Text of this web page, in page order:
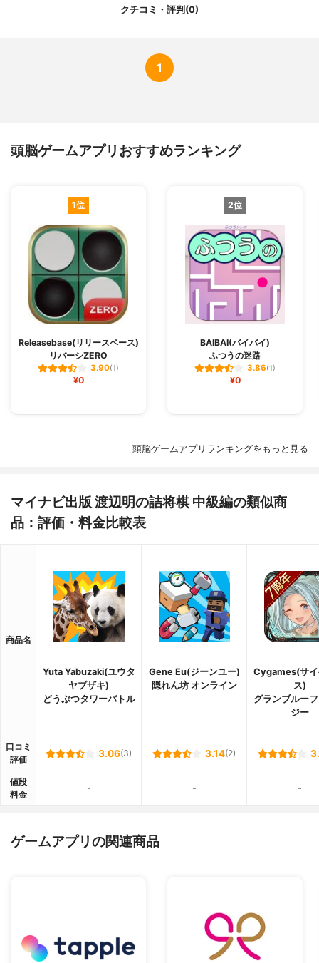
クチコミ・評判(0)
1
頭脳ゲームアプリおすすめランキング
1位
Releasebase(リリースベース)
リバーシZERO
3.90(1)
¥0
2位
BAIBAI(バイバイ)
ふつうの迷路
3.86(1)
¥0
頭脳ゲームアプリランキングをもっと見る
マイナビ出版 渡辺明の詰将棋 中級編の類似商
品：評価・料金比較表
商品名
Yuta Yabuzaki(ユウタ
ヤブザキ)
どうぶつタワーバトル
Gene Eu(ジーンユー)
隠れん坊 オンライン
Cygames(サイ
ス)
グランブルー
ジー
口コミ
評価
3.06(3) 3.14(2)
値段
料金
- - -
ゲームアプリの関連商品